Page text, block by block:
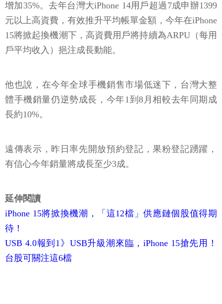
增加35%。去年台灣大iPhone 14用戶超過7成申辦1399
元以上高資費，有效推升平均帳單金額，今年在iPhone
15將掀起換機潮下，高資費用戶將持續為ARPU（每用
戶平均收入）挹注成長動能。
他也說，在今年全球手機銷售市場低迷下，台灣大整
體手機銷量仍逆勢成長，今年1到8月相較去年同期成
長約10%。
遠傳表示，昨日率先開放預約登記，果粉登記踴躍，
有信心今年銷量將成長至少3成。
延伸閱讀
iPhone 15將掀換機潮，「這12檔」供應鏈個股值得期
待！
USB 4.0報到1》USB升級潮來臨，iPhone 15搶先用！
台股可關注這6檔